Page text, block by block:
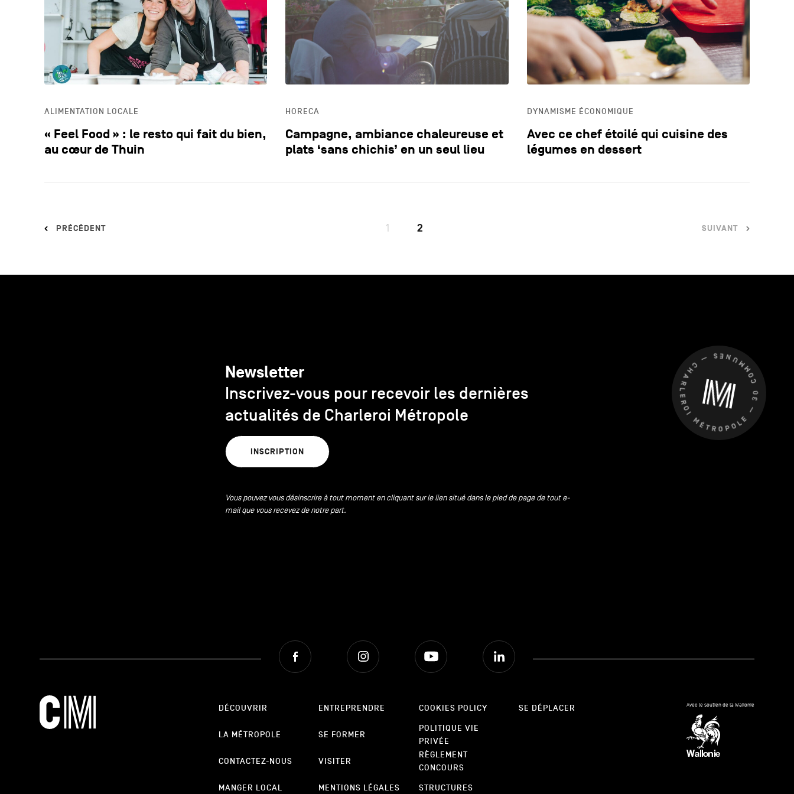
DYNAMISME ÉCONOMIQUE ECOLOGIE
EDUCATION HORECA
ALIMENTATION LOCALE
« Feel Food » : le resto qui fait du bien,
au cœur de Thuin
HORECA
Campagne, ambiance chaleureuse et
plats ‘sans chichis’ en un seul lieu
DYNAMISME ÉCONOMIQUE
Avec ce chef étoilé qui cuisine des
légumes en dessert
PRÉCÉDENT 1 2 SUIVANT
CHARLEROI MÉTROPOLE — 30 COMMUNES —
Newsletter
Inscrivez-vous pour recevoir les dernières
actualités de Charleroi Métropole
INSCRIPTION
Vous pouvez vous désinscrire à tout moment en cliquant sur le lien situé dans le pied de page de tout e-
mail que vous recevez de notre part.
Facebook Instagram
DÉCOUVRIR
LA MÉTROPOLE
CONTACTEZ-NOUS
MANGER LOCAL
ENTREPRENDRE
SE FORMER
VISITER
MENTIONS LÉGALES
COOKIES POLICY
POLITIQUE VIE
PRIVÉE
RÈGLEMENT
CONCOURS
STRUCTURES
SE DÉPLACER Avec le soutien de la Wallonie